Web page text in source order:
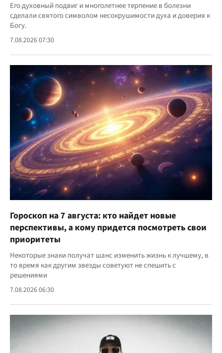
Его духовный подвиг и многолетнее терпение в болезни
сделали святого символом несокрушимости духа и доверия к
Богу.
7.08.2026 07:30
Гороскоп на 7 августа: кто найдет новые
перспективы, а кому придется посмотреть свои
приоритеты
Некоторые знаки получат шанс изменить жизнь к лучшему, в
то время как другим звезды советуют не спешить с
решениями
7.08.2026 06:30